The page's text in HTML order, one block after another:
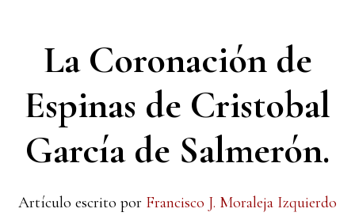
La Coronación de
Espinas de Cristobal
García de Salmerón.
Artículo escrito por Francisco J. Moraleja Izquierdo